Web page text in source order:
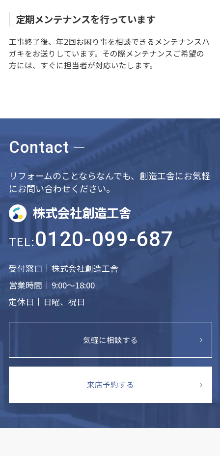
定期メンテナンスを行っています
工事終了後、年2回お困り事を相談できるメンテナンスハ
ガキをお送りしています。その際メンテナンスご希望の
方には、すぐに担当者が対応いたします。
Contact
リフォームのことならなんでも、創造工舎にお気軽
にお問い合わせください。
株式会社創造工舎
TEL:0120-099-687
受付窓口
株式会社創造工舎
営業時間
9:00～18:00
定休日
日曜、祝日
気軽に相談する
来店予約する